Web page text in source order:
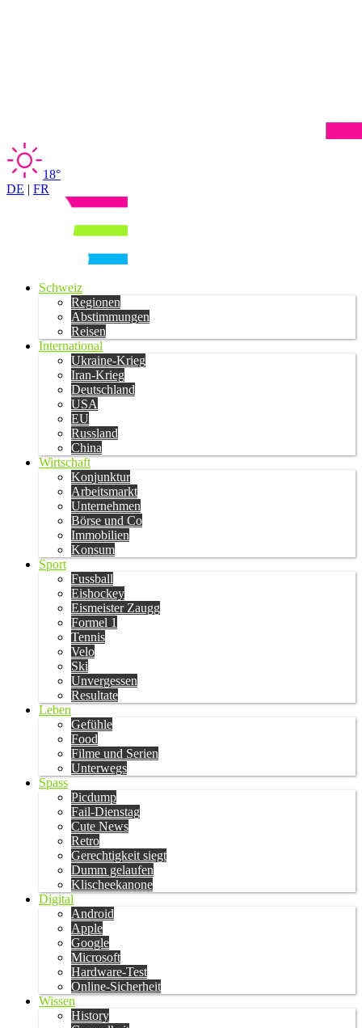
18°
DE | FR
Schweiz
Regionen
Abstimmungen
Reisen
International
Ukraine-Krieg
Iran-Krieg
Deutschland
USA
EU
Russland
China
Wirtschaft
Konjunktur
Arbeitsmarkt
Unternehmen
Börse und Co
Immobilien
Konsum
Sport
Fussball
Eishockey
Eismeister Zaugg
Formel 1
Tennis
Velo
Ski
Unvergessen
Resultate
Leben
Gefühle
Food
Filme und Serien
Unterwegs
Spass
Picdump
Fail-Dienstag
Cute News
Retro
Gerechtigkeit siegt
Dumm gelaufen
Klischeekanone
Digital
Android
Apple
Google
Microsoft
Hardware-Test
Online-Sicherheit
Wissen
History